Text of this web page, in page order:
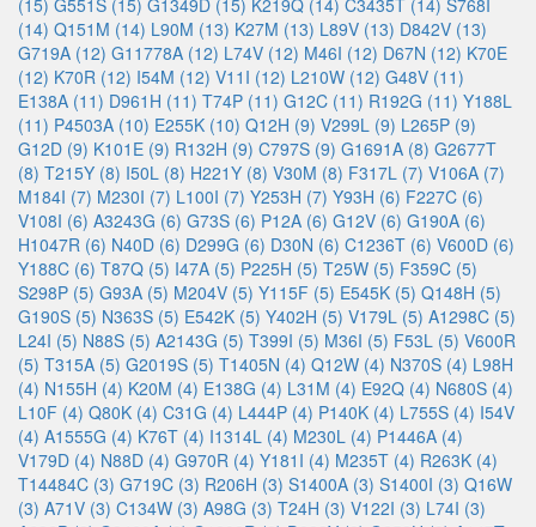
(15) G551S (15) G1349D (15) K219Q (14) C3435T (14) S768I
(14) Q151M (14) L90M (13) K27M (13) L89V (13) D842V (13)
G719A (12) G11778A (12) L74V (12) M46I (12) D67N (12) K70E
(12) K70R (12) I54M (12) V11I (12) L210W (12) G48V (11)
E138A (11) D961H (11) T74P (11) G12C (11) R192G (11) Y188L
(11) P4503A (10) E255K (10) Q12H (9) V299L (9) L265P (9)
G12D (9) K101E (9) R132H (9) C797S (9) G1691A (8) G2677T
(8) T215Y (8) I50L (8) H221Y (8) V30M (8) F317L (7) V106A (7)
M184I (7) M230I (7) L100I (7) Y253H (7) Y93H (6) F227C (6)
V108I (6) A3243G (6) G73S (6) P12A (6) G12V (6) G190A (6)
H1047R (6) N40D (6) D299G (6) D30N (6) C1236T (6) V600D (6)
Y188C (6) T87Q (5) I47A (5) P225H (5) T25W (5) F359C (5)
S298P (5) G93A (5) M204V (5) Y115F (5) E545K (5) Q148H (5)
G190S (5) N363S (5) E542K (5) Y402H (5) V179L (5) A1298C (5)
L24I (5) N88S (5) A2143G (5) T399I (5) M36I (5) F53L (5) V600R
(5) T315A (5) G2019S (5) T1405N (4) Q12W (4) N370S (4) L98H
(4) N155H (4) K20M (4) E138G (4) L31M (4) E92Q (4) N680S (4)
L10F (4) Q80K (4) C31G (4) L444P (4) P140K (4) L755S (4) I54V
(4) A1555G (4) K76T (4) I1314L (4) M230L (4) P1446A (4)
V179D (4) N88D (4) G970R (4) Y181I (4) M235T (4) R263K (4)
T14484C (3) G719C (3) R206H (3) S1400A (3) S1400I (3) Q16W
(3) A71V (3) C134W (3) A98G (3) T24H (3) V122I (3) L74I (3)